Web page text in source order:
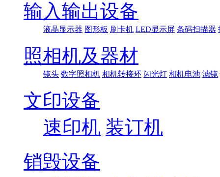
输入输出设备
液晶显示器 图形板 刷卡机 LED显示屏 条码扫描器
照相机及器材
镜头 数字照相机 相机转接环 闪光灯 相机电池 滤镜
文印设备
速印机 装订机
销毁设备